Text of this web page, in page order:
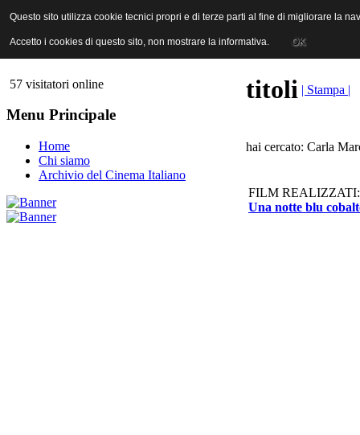
ANICA | Associazione Nazionale Industrie Cinematografiche
57 visitatori online
Menu Principale
Home
Chi siamo
Archivio del Cinema Italiano
titoli | Stampa |
hai cercato: Carla
FILM REALIZZATI:
Una notte blu
Questo sito utilizza cookie tecnici propri e di terze parti al fine di migliorare la
Accetto i cookies di questo sito, non mostrare la informativa. OK
Questo sito utilizza cookie tecnici propri e di terze parti al fine di migliorare la
Accetto i cookies di questo sito, non mostrare la informativa. OK